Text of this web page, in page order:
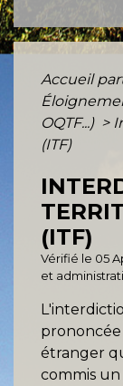
Accueil
OQTF...) >
(ITF)
(ITF)
Vérifié le 05
et
étranger
commis un